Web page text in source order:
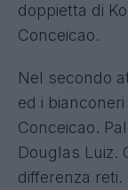
doppietta di
Conceicao.
Nel secondo
ed i
Conceicao.
Douglas Luiz.
differenza reti.